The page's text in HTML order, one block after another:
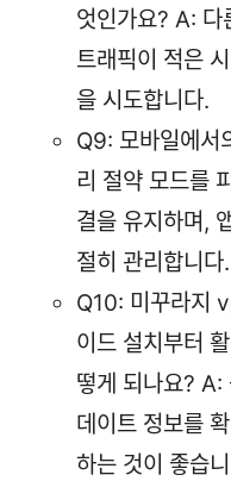
엇인가요? A: 다
트래픽이 적은
을 시도합니다.
Q9: 모바일에서
리 절약 모드를
결을 유지하며,
절히 관리합니다.
Q10: 미꾸라지
이드 설치부터
떻게 되나요? A:
데이트 정보를
하는 것이 좋습